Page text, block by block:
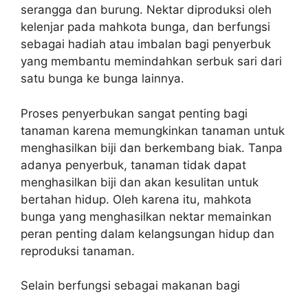
serangga dan burung. Nektar diproduksi oleh
kelenjar pada mahkota bunga, dan berfungsi
sebagai hadiah atau imbalan bagi penyerbuk
yang membantu memindahkan serbuk sari dari
satu bunga ke bunga lainnya.
Proses penyerbukan sangat penting bagi
tanaman karena memungkinkan tanaman untuk
menghasilkan biji dan berkembang biak. Tanpa
adanya penyerbuk, tanaman tidak dapat
menghasilkan biji dan akan kesulitan untuk
bertahan hidup. Oleh karena itu, mahkota
bunga yang menghasilkan nektar memainkan
peran penting dalam kelangsungan hidup dan
reproduksi tanaman.
Selain berfungsi sebagai makanan bagi